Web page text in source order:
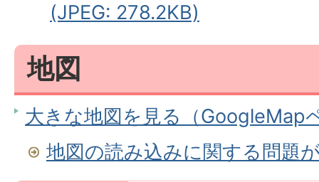
(JPEG: 278.2KB)
地図
大きな地図を見る（GoogleMap
地図の読み込みに関する問題